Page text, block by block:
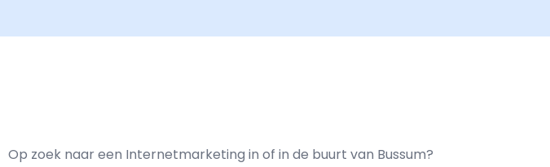
Op zoek naar een Internetmarketing in of in de buurt van Bussum?